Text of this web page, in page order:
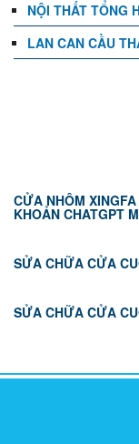
NỘI THẤT TỔNG
LAN CAN CẦU
CỬA NHÔM
KHOẢN CHATGPT
SỬA CHỮA CỬA
SỬA CHỮA CỬA